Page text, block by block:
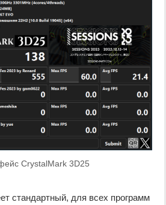
CrystalMark 3D25
стандартный, для всех программ